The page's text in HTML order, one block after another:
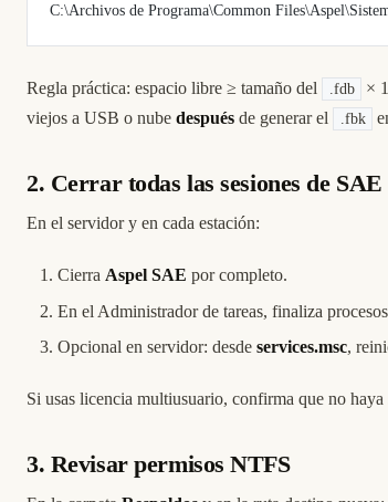
C:\Archivos de Programa\Common
Regla práctica: espacio libre ≥ tamaño del .fdb ×
viejos a USB o nube después de generar el .fbk
2. Cerrar todas las sesiones de SAE
En el servidor y en cada estación:
Cierra Aspel SAE por completo.
En el Administrador de tareas, finaliza procesos
Opcional en servidor: desde services.msc,
Si usas licencia multiusuario, confirma que no haya
3. Revisar permisos NTFS